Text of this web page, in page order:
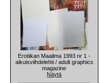
Erotiikan Maailma 1993 nr 1 -
aikuisviihdelehti / adult graphics
magazine
Näytä